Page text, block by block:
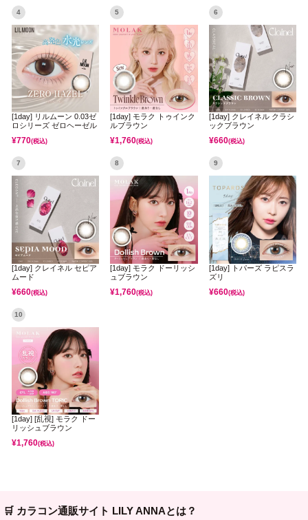
4
[1day] リルムーン 0.03ゼ
ロシリーズ ゼロヘーゼル
¥770(税込)
5
[1day] モラク トゥインク
ルブラウン
¥1,760(税込)
6
[1day] クレイネル クラシ
ックブラウン
¥660(税込)
7
[1day] クレイネル セピア
ムード
¥660(税込)
8
[1day] モラク ドーリッシ
ュブラウン
¥1,760(税込)
9
[1day] トパーズ ラピスラ
ズリ
¥660(税込)
10
[1day] [乱視] モラク ドー
リッシュブラウン
¥1,760(税込)
🛒 カラコン通販サイト LILY ANNAとは？